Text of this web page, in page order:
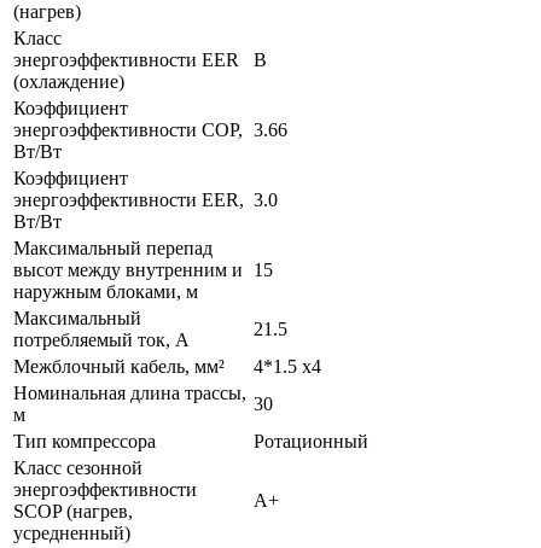
(нагрев)
Класс
энергоэффективности EER
(охлаждение)
В
Коэффициент
энергоэффективности COP,
Вт/Вт
3.66
Коэффициент
энергоэффективности EER,
Вт/Вт
3.0
Максимальный перепад
высот между внутренним и
наружным блоками, м
15
Максимальный
потребляемый ток, А
21.5
Межблочный кабель, мм²
4*1.5 x4
Номинальная длина трассы,
м
30
Тип компрессора
Ротационный
Класс сезонной
энергоэффективности
SCOP (нагрев,
усредненный)
A+